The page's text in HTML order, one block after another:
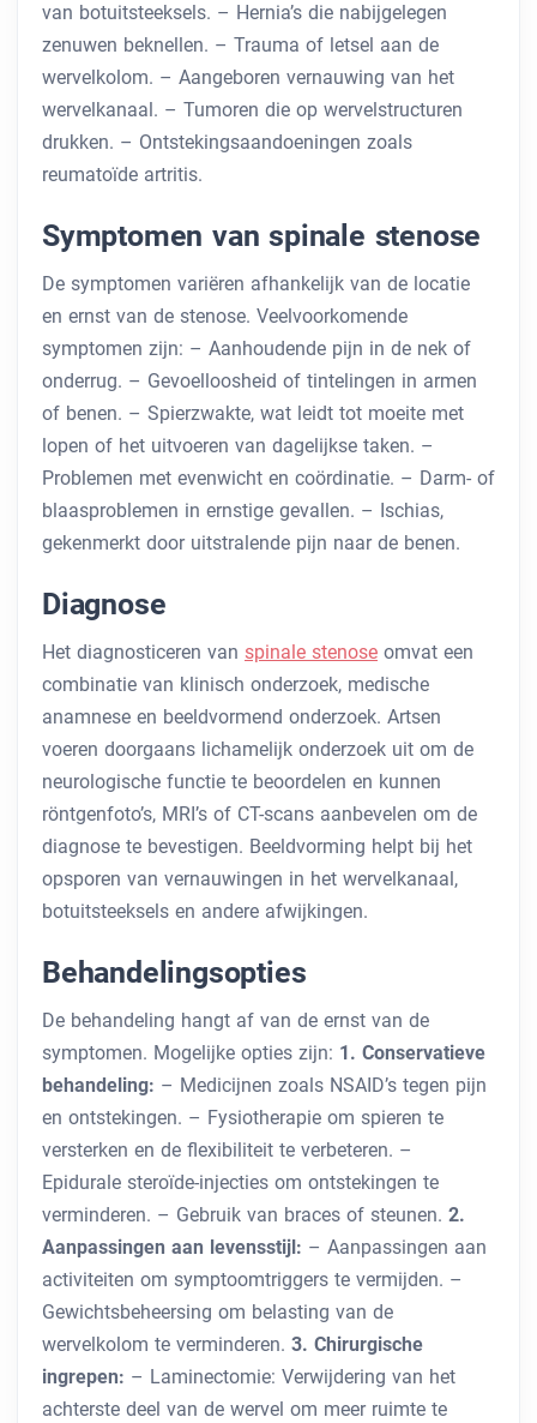
van botuitsteeksels. – Hernia’s die nabijgelegen
zenuwen beknellen. – Trauma of letsel aan de
wervelkolom. – Aangeboren vernauwing van het
wervelkanaal. – Tumoren die op wervelstructuren
drukken. – Ontstekingsaandoeningen zoals
reumatoïde artritis.
Symptomen van spinale stenose
De symptomen variëren afhankelijk van de locatie
en ernst van de stenose. Veelvoorkomende
symptomen zijn: – Aanhoudende pijn in de nek of
onderrug. – Gevoelloosheid of tintelingen in armen
of benen. – Spierzwakte, wat leidt tot moeite met
lopen of het uitvoeren van dagelijkse taken. –
Problemen met evenwicht en coördinatie. – Darm- of
blaasproblemen in ernstige gevallen. – Ischias,
gekenmerkt door uitstralende pijn naar de benen.
Diagnose
Het diagnosticeren van spinale stenose omvat een
combinatie van klinisch onderzoek, medische
anamnese en beeldvormend onderzoek. Artsen
voeren doorgaans lichamelijk onderzoek uit om de
neurologische functie te beoordelen en kunnen
röntgenfoto’s, MRI’s of CT-scans aanbevelen om de
diagnose te bevestigen. Beeldvorming helpt bij het
opsporen van vernauwingen in het wervelkanaal,
botuitsteeksels en andere afwijkingen.
Behandelingsopties
De behandeling hangt af van de ernst van de
symptomen. Mogelijke opties zijn: 1. Conservatieve
behandeling: – Medicijnen zoals NSAID’s tegen pijn
en ontstekingen. – Fysiotherapie om spieren te
versterken en de flexibiliteit te verbeteren. –
Epidurale steroïde-injecties om ontstekingen te
verminderen. – Gebruik van braces of steunen. 2.
Aanpassingen aan levensstijl: – Aanpassingen aan
activiteiten om symptoomtriggers te vermijden. –
Gewichtsbeheersing om belasting van de
wervelkolom te verminderen. 3. Chirurgische
ingrepen: – Laminectomie: Verwijdering van het
achterste deel van de wervel om meer ruimte te